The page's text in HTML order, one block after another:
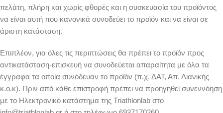
πελάτη, πλήρη και χωρίς φθορές και η συσκευασία του προϊόντος
να είναι αυτή που κανονικά συνοδεύει το προϊόν και να είναι σε
άριστη κατάσταση.
Επιπλέον, για όλες τις περιπτώσεις θα πρέπει το προϊόν προς
αντικατάσταση-επισκευή να συνοδεύεται απαραίτητα με όλα τα
έγγραφα τα οποία συνόδευαν το προϊόν (π.χ. ΔΑΤ, Απ. Λιανικής
κ.ο.κ). Πριν από κάθε επιστροφή πρέπει να προηγηθεί συνεννόηση
με το Ηλεκτρονικό κατάστημα της Triathlonlab στο